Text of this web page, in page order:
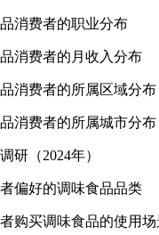
消费者的职业分布
消费者的月收入分布
消费者的所属区域分布
消费者的所属城市分布
研（2024年）
偏好的调味食品品类
购买调味食品的使用